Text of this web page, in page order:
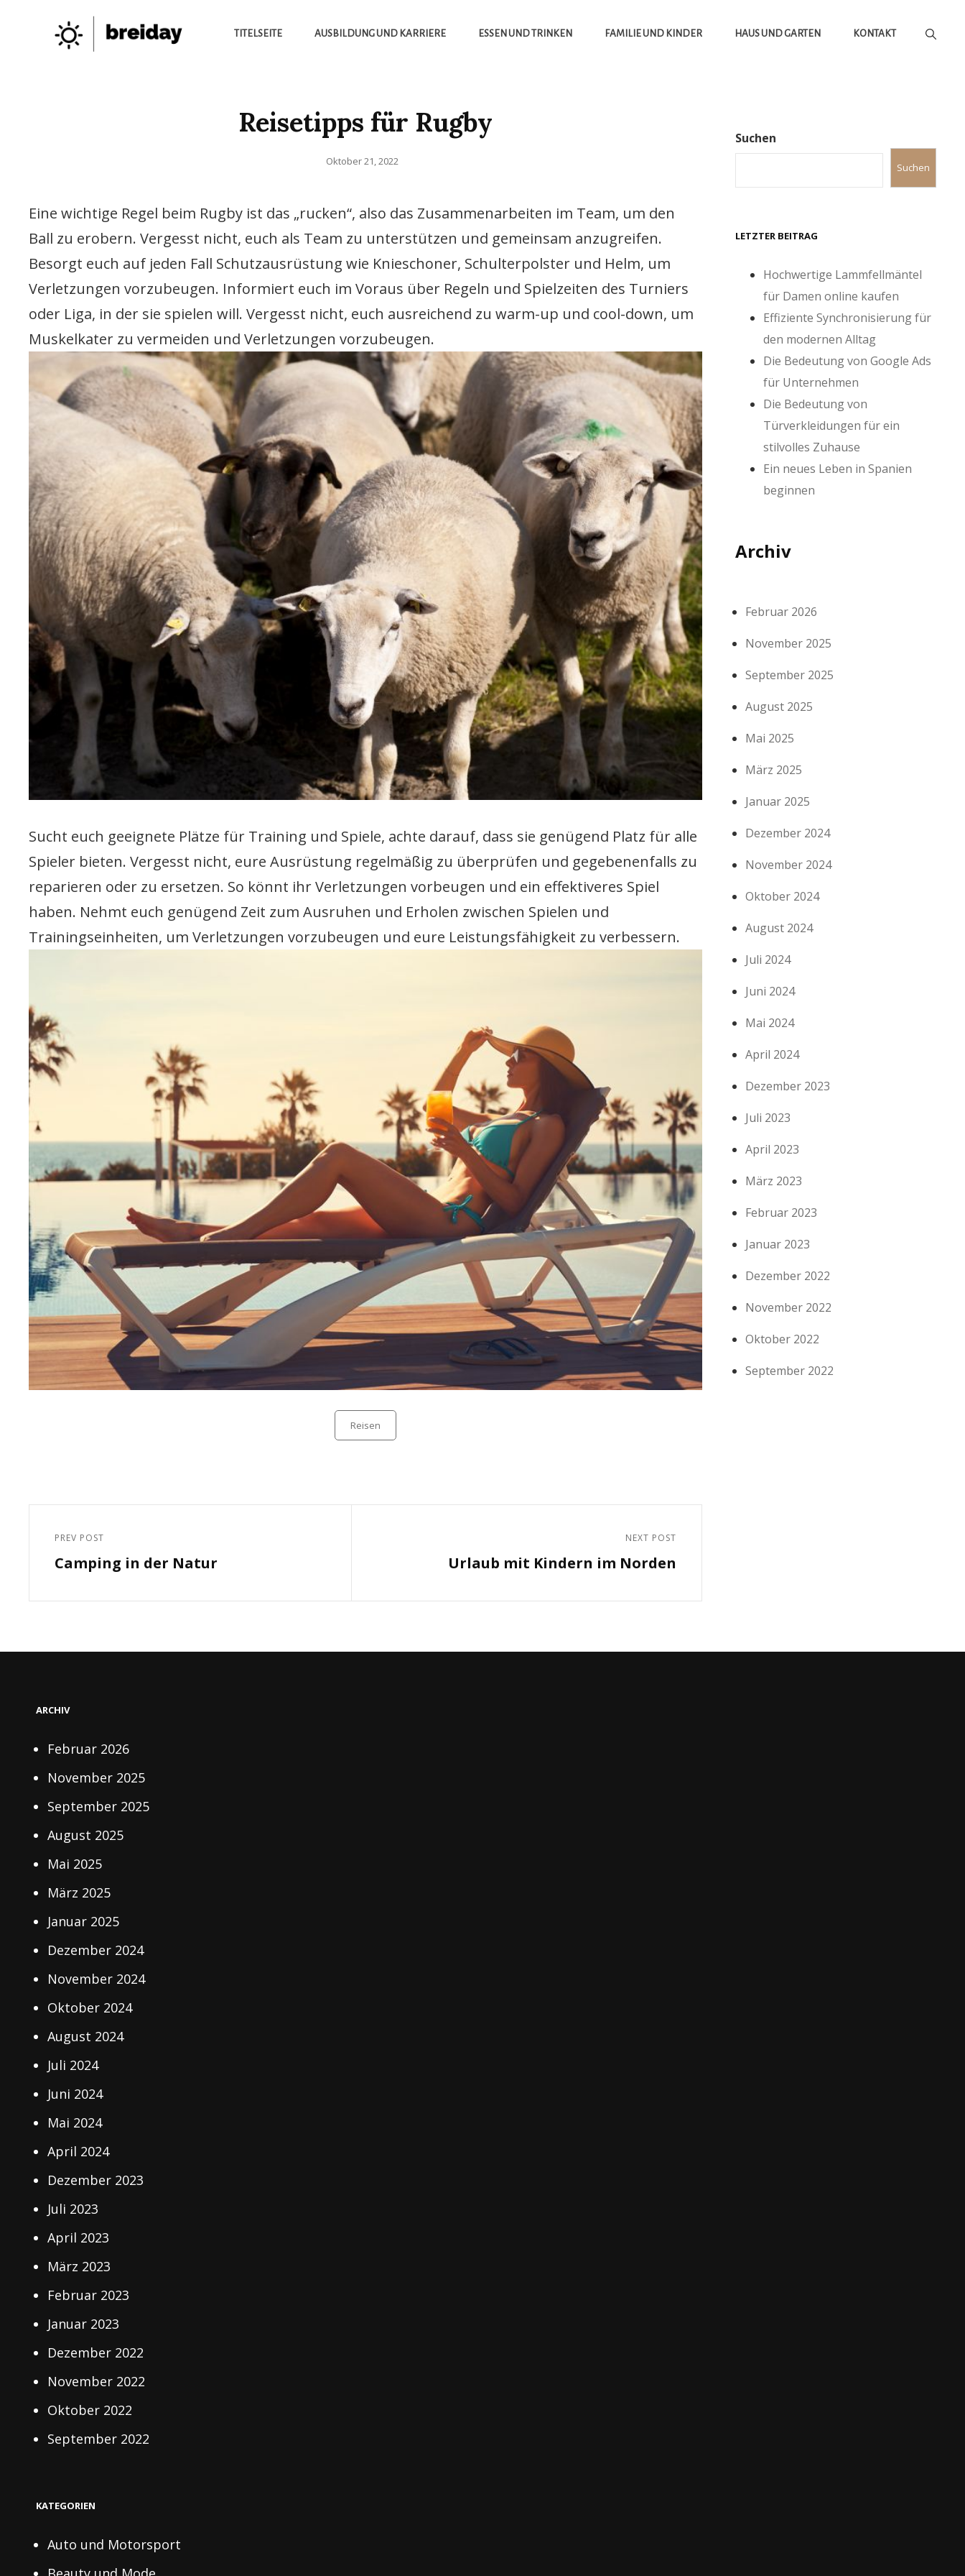
Die Besten Neuigkeiten
TITELSEITE AUSBILDUNG UND KARRIERE ESSEN UND TRINKEN FAMILIE UND KINDER HAUS UND GARTEN KONTAKT
Reisetipps für Rugby
Posted
Oktober 21, 2022
Eine wichtige Regel beim Rugby ist das „rucken“, also das Zusammenarbeiten im Team, um den
Ball zu erobern. Vergesst nicht, euch als Team zu unterstützen und gemeinsam anzugreifen.
Besorgt euch auf jeden Fall Schutzausrüstung wie Knieschoner, Schulterpolster und Helm, um
Verletzungen vorzubeugen. Informiert euch im Voraus über Regeln und Spielzeiten des Turniers
oder Liga, in der sie spielen will. Vergesst nicht, euch ausreichend zu warm-up und cool-down, um
Muskelkater zu vermeiden und Verletzungen vorzubeugen.
Sucht euch geeignete Plätze für Training und Spiele, achte darauf, dass sie genügend Platz für alle
Spieler bieten. Vergesst nicht, eure Ausrüstung regelmäßig zu überprüfen und gegebenenfalls zu
reparieren oder zu ersetzen. So könnt ihr Verletzungen vorbeugen und ein effektiveres Spiel
haben. Nehmt euch genügend Zeit zum Ausruhen und Erholen zwischen Spielen und
Trainingseinheiten, um Verletzungen vorzubeugen und eure Leistungsfähigkeit zu verbessern.
Reisen
Previous
Post
PREV POST
Camping in der Natur
NEXT POST
Urlaub mit Kindern im Norden
Suchen
Suchen
LETZTER BEITRAG
Hochwertige Lammfellmäntel
für Damen online kaufen
Effiziente Synchronisierung für
den modernen Alltag
Die Bedeutung von Google Ads
für Unternehmen
Die Bedeutung von
Türverkleidungen für ein
stilvolles Zuhause
Ein neues Leben in Spanien
beginnen
Archiv
Februar 2026
November 2025
September 2025
August 2025
Mai 2025
März 2025
Januar 2025
Dezember 2024
November 2024
Oktober 2024
August 2024
Juli 2024
Juni 2024
Mai 2024
April 2024
Dezember 2023
Juli 2023
April 2023
März 2023
Februar 2023
Januar 2023
Dezember 2022
November 2022
Oktober 2022
September 2022
ARCHIV
Februar 2026
November 2025
September 2025
August 2025
Mai 2025
März 2025
Januar 2025
Dezember 2024
November 2024
Oktober 2024
August 2024
Juli 2024
Juni 2024
Mai 2024
April 2024
Dezember 2023
Juli 2023
April 2023
März 2023
Februar 2023
Januar 2023
Dezember 2022
November 2022
Oktober 2022
September 2022
KATEGORIEN
Auto und Motorsport